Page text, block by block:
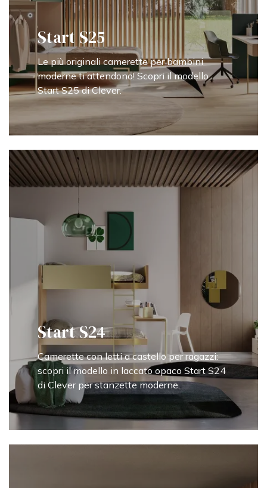
Start S25
Le più originali camerette per bambini
moderne ti attendono! Scopri il modello
Start S25 di Clever.
Start S24
Camerette con letti a castello per ragazzi:
scopri il modello in laccato opaco Start S24
di Clever per stanzette moderne.